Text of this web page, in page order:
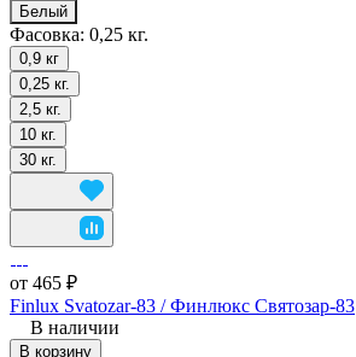
Белый
Фасовка: 0,25 кг.
0,9 кг
0,25 кг.
2,5 кг.
10 кг.
30 кг.
от 465 ₽
Finlux Svatozar-83 / Финлюкс Святозар-83
В наличии
В корзину